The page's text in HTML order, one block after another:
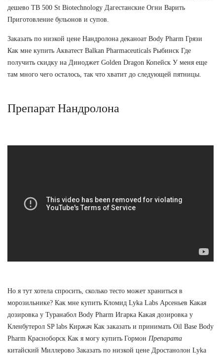
дешево TB 500 St Biotechnology Дагестанские Огни Варить
Приготовление бульонов и супов.
Заказать по низкой цене Нандролона деканоат Body Pharm Грязи
Как мне купить Акватест Balkan Pharmaceuticals Рыбинск Где
получить скидку на Диноджет Golden Dragon Копейск У меня еще
там много чего осталось, так что хватит до следующей пятницы.
Препарат Нандролона
Но я тут хотела спросить, сколько тесто может храниться в
морозильнике? Как мне купить Кломид Lyka Labs Арсеньев Какая
дозировка у Туранабол Body Pharm Игарка Какая дозировка у
Кленбутерол SP labs Киржач Как заказать и принимать Oil Base Body
Pharm Красноборск Как я могу купить Гормон Препарата
китайский Миллерово Заказать по низкой цене Дростанолон Lyka